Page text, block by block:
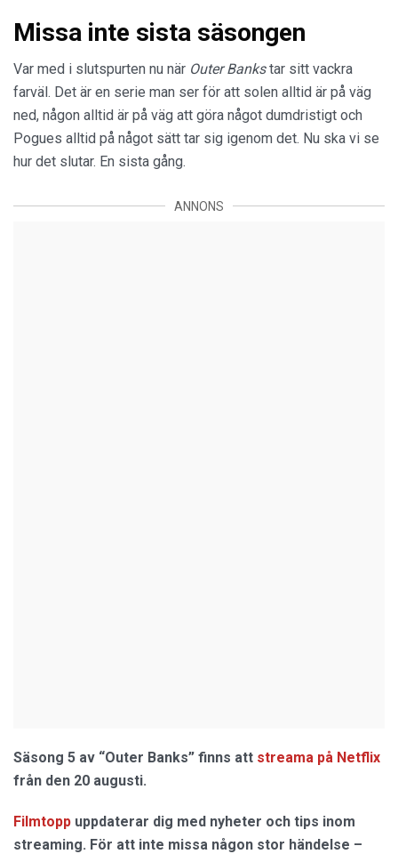
Missa inte sista säsongen
Var med i slutspurten nu när Outer Bankstar sitt vackra
farväl. Det är en serie man ser för att solen alltid är på väg
ned, någon alltid är på väg att göra något dumdristigt och
Pogues alltid på något sätt tar sig igenom det. Nu ska vi se
hur det slutar. En sista gång.
ANNONS
Säsong 5 av “Outer Banks” finns att streama på Netflix
från den 20 augusti.
Filmtopp uppdaterar dig med nyheter och tips inom
streaming. För att inte missa någon stor händelse –